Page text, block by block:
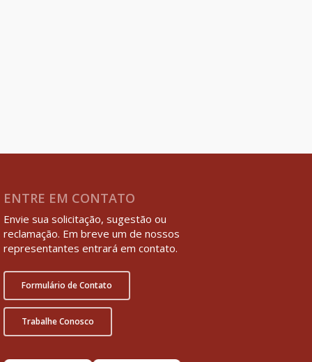
ENTRE EM CONTATO
Envie sua solicitação, sugestão ou
reclamação. Em breve um de nossos
representantes entrará em contato.
Formulário de Contato
Trabalhe Conosco